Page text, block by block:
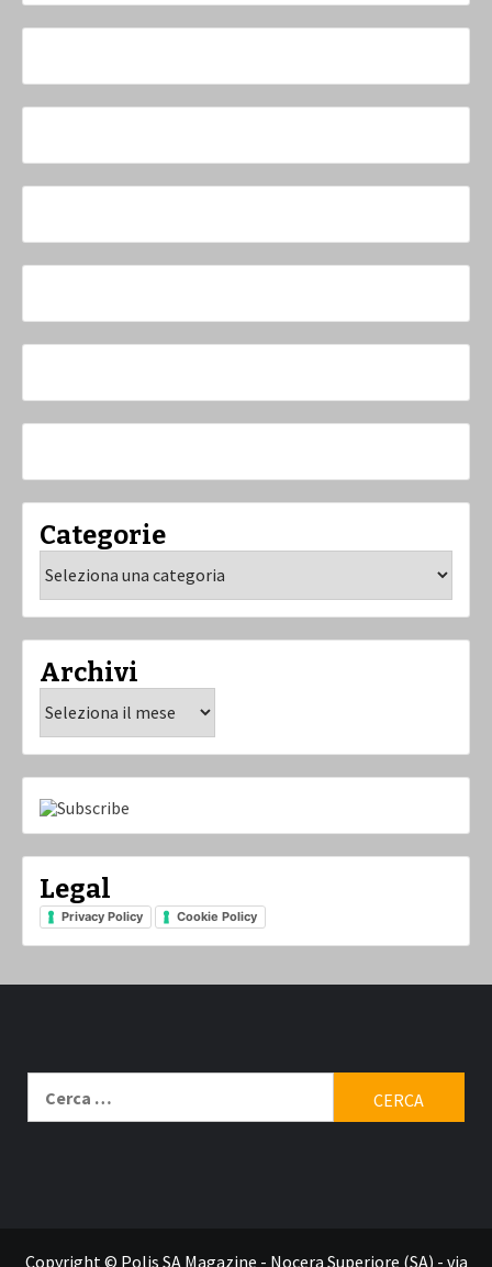
Categorie
Archivi
Legal
Privacy Policy Cookie Policy
per:
Copyright © Polis SA Magazine - Nocera Superiore (SA) - via